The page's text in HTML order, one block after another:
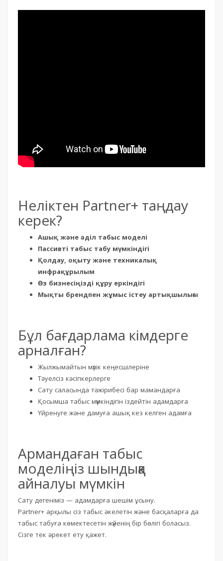
Неліктен Partner+ таңдау
керек?
Ашық және әділ табыс моделі
Пассивті табыс табу мүмкіндігі
Қолдау, оқыту және техникалық
инфрақұрылым
Өз бизнесіңізді құру еркіндігі
Мықты брендпен жұмыс істеу артықшылығы
Бұл бағдарлама кімдерге
арналған?
Жылжымайтын мүлік кеңесшілеріне
Тәуелсіз кәсіпкерлерге
Сату саласында тәжірибесі бар мамандарға
Қосымша табыс мүмкіндігін іздейтін адамдарға
Үйренуге және дамуға ашық кез келген адамға
Армандаған табыс
моделіңіз шындыққа
айналуы мүмкін
Сату дегеніміз — адамдарға шешім ұсыну.
Partner+ арқылы сіз табыс әкелетін және басқаларға да
табыс табуға көмектесетін жүйенің бір бөлігі боласыз.
Сізге тек әрекет ету қажет.